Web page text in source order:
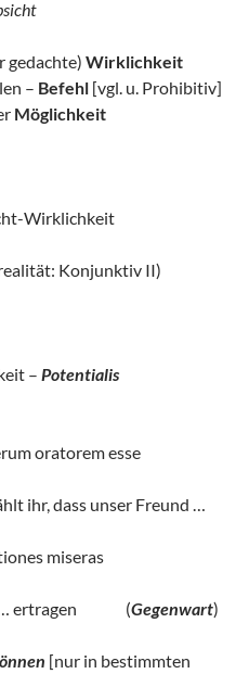
gedachte) Wirklichkeit
– Befehl [vgl. u. Prohibitiv]
Möglichkeit
Konjunktiv II)
– Potentialis
oratorem esse
ihr, dass unser Freund …
miseras
… ertragen (Gegenwart)
[nur in bestimmten